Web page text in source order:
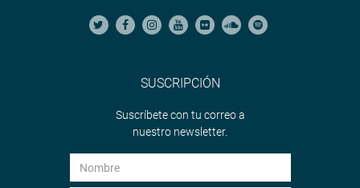
SUSCRIPCIÓN
Suscríbete con tu correo a
nuestro newsletter.